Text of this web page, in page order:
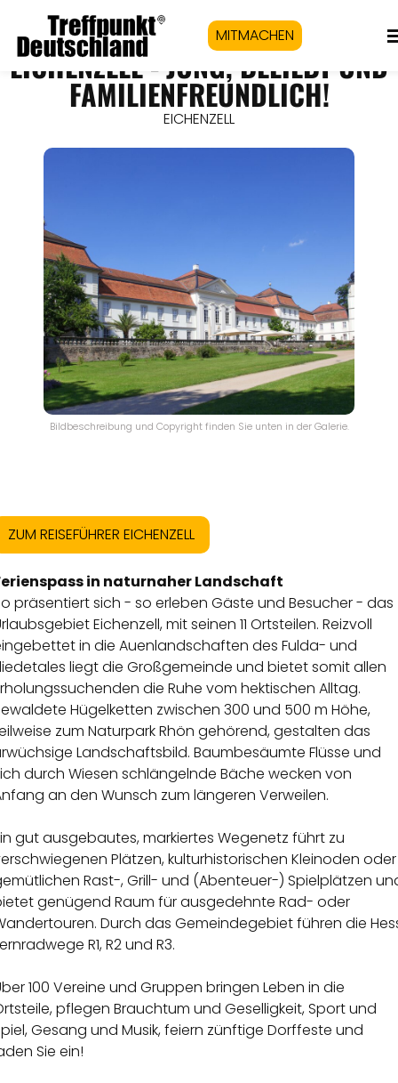
MITMACHEN
EICHENZELL - JUNG, BELIEBT UND
FAMILIENFREUNDLICH!
EICHENZELL
Bildbeschreibung und Copyright finden Sie unten in der Galerie.
ZUM REISEFÜHRER EICHENZELL
in naturnaher Landschaft
präsentiert sich - so erleben Gäste und Besucher - das
Eichenzell, mit seinen 11 Ortsteilen. Reizvoll
in die Auenlandschaften des Fulda- und
liegt die Großgemeinde und bietet somit allen
die Ruhe vom hektischen Alltag.
Hügelketten zwischen 300 und 500 m Höhe,
zum Naturpark Rhön gehörend, gestalten das
Landschaftsbild. Baumbesäumte Flüsse und
durch Wiesen schlängelnde Bäche wecken von
an den Wunsch zum längeren Verweilen.
gut ausgebautes, markiertes Wegenetz führt zu
Plätzen, kulturhistorischen Kleinoden oder
Rast-, Grill- und (Abenteuer-) Spielplätzen
genügend Raum für ausgedehnte Rad- oder
Durch das Gemeindegebiet führen die
R1, R2 und R3.
100 Vereine und Gruppen bringen Leben in die
pflegen Brauchtum und Geselligkeit, Sport und
Gesang und Musik, feiern zünftige Dorffeste und
Sie ein!